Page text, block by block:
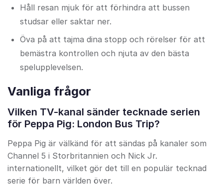
Håll resan mjuk för att förhindra att bussen
studsar eller saktar ner.
Öva på att tajma dina stopp och rörelser för att
bemästra kontrollen och njuta av den bästa
spelupplevelsen.
Vanliga frågor
Vilken TV-kanal sänder tecknade serien
för Peppa Pig: London Bus Trip?
Peppa Pig är välkänd för att sändas på kanaler som
Channel 5 i Storbritannien och Nick Jr.
internationellt, vilket gör det till en populär tecknad
serie för barn världen över.